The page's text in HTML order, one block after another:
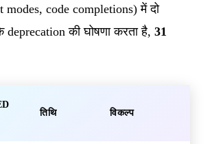
modes, code completions) में दो
की घोषणा करता है, 31
तिथि विकल्प